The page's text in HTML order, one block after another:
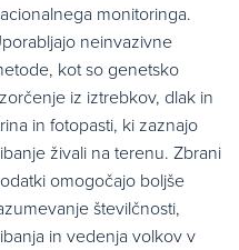
monitoringa.
neinvazivne
kot so genetsko
iz iztrebkov, dlak in
in fotopasti, ki zaznajo
živali na terenu. Zbrani
omogočajo boljše
številčnosti,
in vedenja volkov v